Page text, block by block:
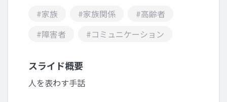
#家族 #家族関係
#高齢者
#障害者
#コミュニケーション
スライド概要
人を表わす手話